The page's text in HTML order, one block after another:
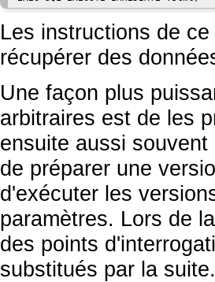
Les instructions de
récupérer des
Une façon plus
arbitraires est de les
ensuite aussi
de préparer une
d'exécuter les
paramètres. Lors de
des points
substitués par la